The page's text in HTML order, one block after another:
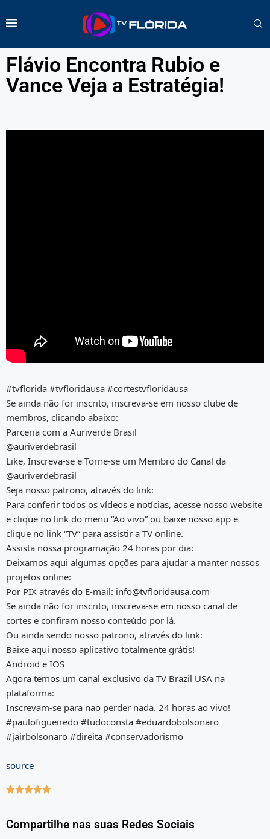
Flávio Encontra Rubio e
Vance Veja a Estratégia!
#tvflorida #tvfloridausa #cortestvfloridausa
Se ainda não for inscrito, inscreva-se em nosso clube de
membros, clicando abaixo:
Parceria com a Auriverde Brasil
@auriverdebrasil
Like, Inscreva-se e Torne-se um Membro do Canal da
@auriverdebrasil
Seja nosso patrono, através do link:
Para conferir todos os vídeos e notícias, acesse nosso website
e clique no link do menu “Ao vivo” ou baixe nosso app e
clique no link “TV” para assistir a TV online.
Assista nossa programação 24 horas por dia:
Deixamos aqui algumas opções para ajudar a manter nossos
projetos online:
Por PIX através do E-mail: info@tvfloridausa.com
Se ainda não for inscrito, inscreva-se em nosso canal de
cortes e confiram nosso conteúdo por lá.
Ou ainda sendo nosso patrono, através do link:
Baixe aqui nosso aplicativo totalmente grátis!
Android e IOS
Agora temos um canal exclusivo da TV Brazil USA na
plataforma:
Inscrevam-se para nao perder nada. 24 horas ao vivo!
#paulofigueiredo #tudoconsta #eduardobolsonaro
#jairbolsonaro #direita #conservadorismo
source

Compartilhe nas suas Redes Sociais